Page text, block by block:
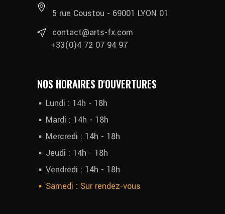
5 rue Coustou - 69001 LYON 01
contact@arts-fx.com
+33(0)4 72 07 94 97
NOS HORAIRES D'OUVERTURES
Lundi : 14h - 18h
Mardi : 14h - 18h
Mercredi : 14h - 18h
Jeudi : 14h - 18h
Vendredi : 14h - 18h
Samedi : Sur rendez-vous